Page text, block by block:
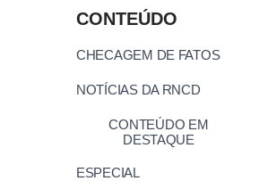
CHECAGEM DE FATOS
DESTAQUE
ESPECIAL